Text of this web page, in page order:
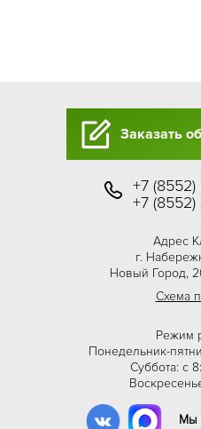
Заказать
+7
+7
Адрес
г.
Новый Город,
Схема
Режим
Понедельник-
Суббота: с
Мы в